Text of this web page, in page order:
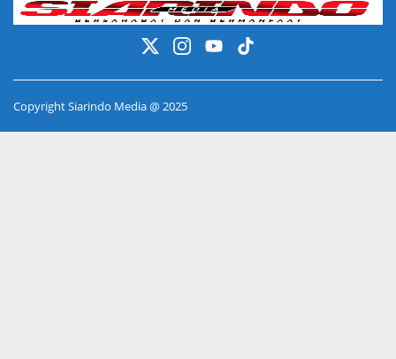
Copyright Siarindo Media @ 2025